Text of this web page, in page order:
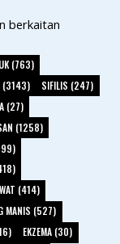
berkaitan
(763)
(3143)
SIFILIS (247)
(27)
(1258)
(414)
MANIS (527)
EKZEMA (30)